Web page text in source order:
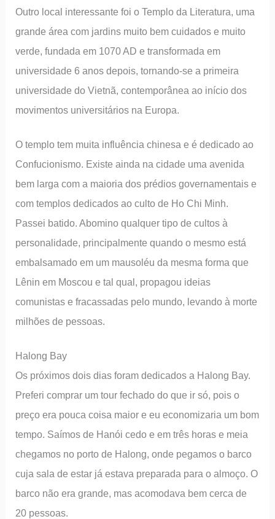
Outro local interessante foi o Templo da Literatura, uma
grande área com jardins muito bem cuidados e muito
verde, fundada em 1070 AD e transformada em
universidade 6 anos depois, tornando-se a primeira
universidade do Vietnã, contemporânea ao início dos
movimentos universitários na Europa.
O templo tem muita influência chinesa e é dedicado ao
Confucionismo. Existe ainda na cidade uma avenida
bem larga com a maioria dos prédios governamentais e
com templos dedicados ao culto de Ho Chi Minh.
Passei batido. Abomino qualquer tipo de cultos à
personalidade, principalmente quando o mesmo está
embalsamado em um mausoléu da mesma forma que
Lênin em Moscou e tal qual, propagou ideias
comunistas e fracassadas pelo mundo, levando à morte
milhões de pessoas.
Halong Bay
Os próximos dois dias foram dedicados a Halong Bay.
Preferi comprar um tour fechado do que ir só, pois o
preço era pouca coisa maior e eu economizaria um bom
tempo. Saímos de Hanói cedo e em três horas e meia
chegamos no porto de Halong, onde pegamos o barco
cuja sala de estar já estava preparada para o almoço. O
barco não era grande, mas acomodava bem cerca de
20 pessoas.